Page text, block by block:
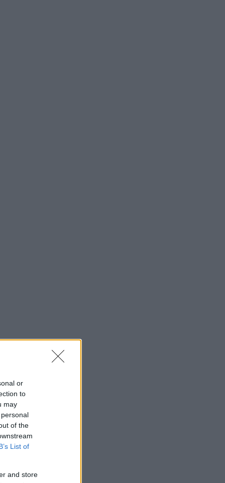
or
to
may
of the
List of
and store